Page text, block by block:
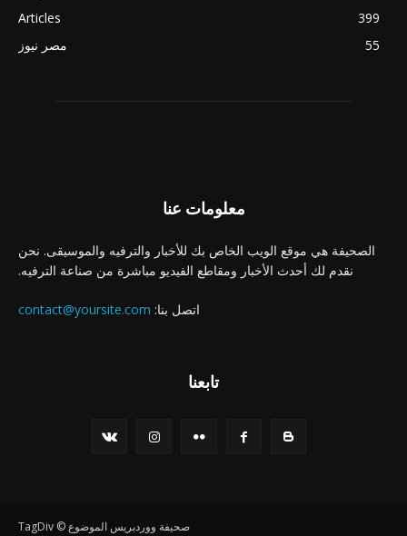
Articles
399
مصر نيوز
55
معلومات عنا
الصحيفة هي موقع الويب الخاص بك للأخبار والترفيه والموسيقى. نحن
نقدم لك أحدث الأخبار ومقاطع الفيديو مباشرة من صناعة الترفيه.
اتصل بنا: contact@yoursite.com
تابعنا
صحيفة ووردبريس الموضوع © TagDiv